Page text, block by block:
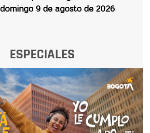
domingo 9 de agosto de 2026
ESPECIALES